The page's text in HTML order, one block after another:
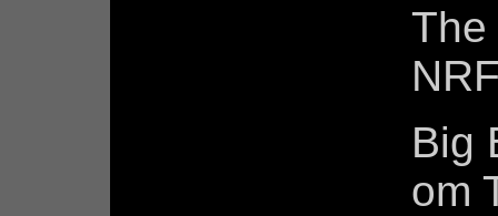
Big
om